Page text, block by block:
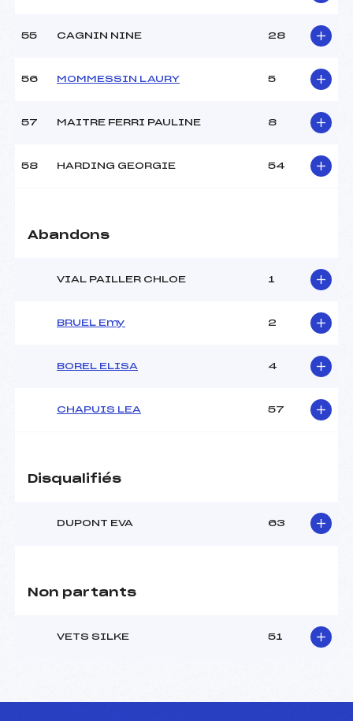
55 CAGNIN NINE 28
56 MOMMESSIN LAURY 5
57 MAITRE FERRI PAULINE 8
58 HARDING GEORGIE 54
Abandons
VIAL PAILLER CHLOE 1
BRUEL Emy 2
BOREL ELISA 4
CHAPUIS LEA 57
Disqualifiés
DUPONT EVA 63
Non partants
VETS SILKE 51